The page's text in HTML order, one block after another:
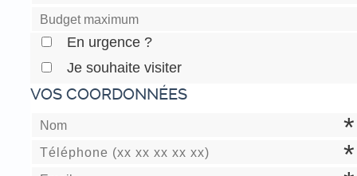
En urgence ?
Je souhaite visiter
VOS COORDONNÉES